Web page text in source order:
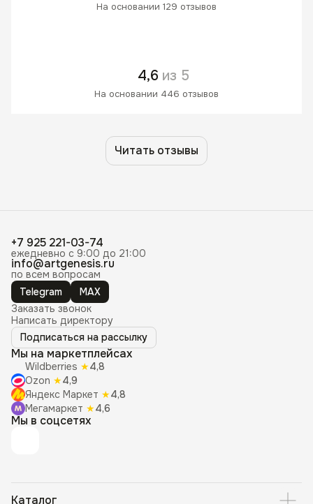
На основании 129 отзывов
4,6 из 5
На основании 446 отзывов
Читать отзывы
+7 925 221-03-74
ежедневно с 9:00 до 21:00
info@artgenesis.ru
по всем вопросам
Telegram
MAX
Заказать звонок
Написать директору
Подписаться на рассылку
Мы на маркетплейсах
Wildberries ★4,8
Ozon ★4,9
Яндекс Маркет ★4,8
Мегамаркет ★4,6
Мы в соцсетях
Каталог